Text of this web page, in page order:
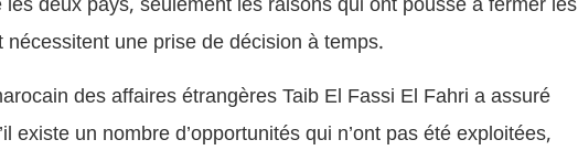
une prise de décision à temps.
des affaires étrangères Taib El Fassi El Fahri a assuré
existe un nombre d’opportunités qui n’ont pas été exploitées,